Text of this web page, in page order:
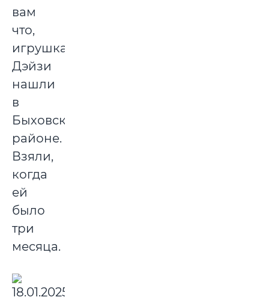
вам
что,
игрушка?!
Дэйзи
нашли
в
Быховском
районе.
Взяли,
когда
ей
было
три
месяца.